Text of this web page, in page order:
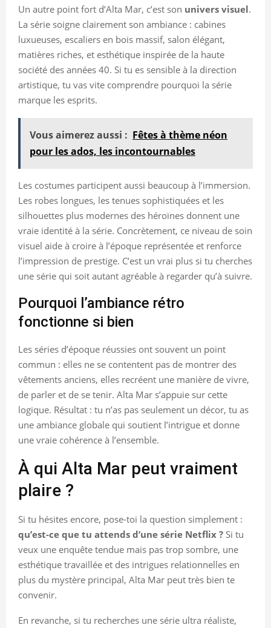
Un autre point fort d’Alta Mar, c’est son univers visuel.
La série soigne clairement son ambiance : cabines
luxueuses, escaliers en bois massif, salon élégant,
matières riches, et esthétique inspirée de la haute
société des années 40. Si tu es sensible à la direction
artistique, tu vas vite comprendre pourquoi la série
marque les esprits.
Vous aimerez aussi : Fêtes à thème néon
pour les ados, les incontournables
Les costumes participent aussi beaucoup à l’immersion.
Les robes longues, les tenues sophistiquées et les
silhouettes plus modernes des héroïnes donnent une
vraie identité à la série. Concrètement, ce niveau de soin
visuel aide à croire à l’époque représentée et renforce
l’impression de prestige. C’est un vrai plus si tu cherches
une série qui soit autant agréable à regarder qu’à suivre.
Pourquoi l’ambiance rétro
fonctionne si bien
Les séries d’époque réussies ont souvent un point
commun : elles ne se contentent pas de montrer des
vêtements anciens, elles recréent une manière de vivre,
de parler et de se tenir. Alta Mar s’appuie sur cette
logique. Résultat : tu n’as pas seulement un décor, tu as
une ambiance globale qui soutient l’intrigue et donne
une vraie cohérence à l’ensemble.
À qui Alta Mar peut vraiment
plaire ?
Si tu hésites encore, pose-toi la question simplement :
qu’est-ce que tu attends d’une série Netflix ? Si tu
veux une enquête tendue mais pas trop sombre, une
esthétique travaillée et des intrigues relationnelles en
plus du mystère principal, Alta Mar peut très bien te
convenir.
En revanche, si tu recherches une série ultra réaliste,